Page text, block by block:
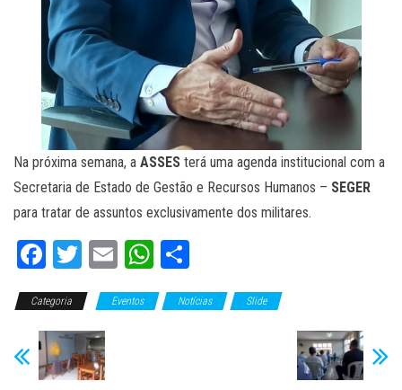
Na próxima semana, a ASSES terá uma agenda institucional com a
Secretaria de Estado de Gestão e Recursos Humanos – SEGER
para tratar de assuntos exclusivamente dos militares.
Fa
ce
bo
ok
T
wi
tt
er
E
m
ail
W
ha
ts
o
m
Categoria Eventos Notícias Slide